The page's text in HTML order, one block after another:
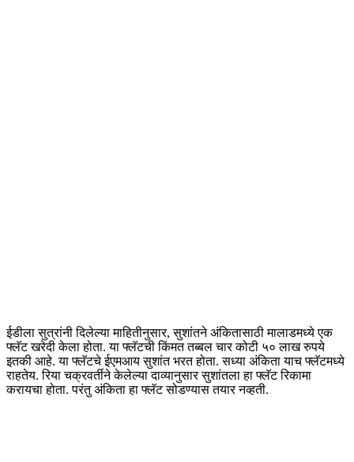
ईडीला सुत्रांनी दिलेल्या माहितीनुसार, सुशांतने अंकितासाठी मालाडमध्ये एक
फ्लॅट खरेदी केला होता. या फ्लॅटची किंमत तब्बल चार कोटी ५० लाख रुपये
इतकी आहे. या फ्लॅटचे ईएमआय सुशांत भरत होता. सध्या अंकिता याच फ्लॅटमध्ये
राहतेय. रिया चक्रवर्तीने केलेल्या दाव्यानुसार सुशांतला हा फ्लॅट रिकामा
करायचा होता. परंतु अंकिता हा फ्लॅट सोडण्यास तयार नव्हती.